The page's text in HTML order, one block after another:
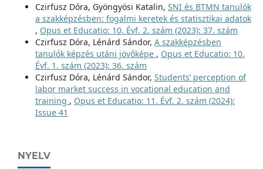
Czirfusz Dóra, Gyöngyösi Katalin, SNI és BTMN tanulók
a szakképzésben: fogalmi keretek és statisztikai adatok
, Opus et Educatio: 10. Évf. 2. szám (2023): 37. szám
Czirfusz Dóra, Lénárd Sándor, A szakképzésben
tanulók képzés utáni jövőképe , Opus et Educatio: 10.
Évf. 1. szám (2023): 36. szám
Czirfusz Dóra, Lénárd Sándor, Students’ perception of
labor market success in vocational education and
training , Opus et Educatio: 11. Évf. 2. szám (2024):
Issue 41
NYELV